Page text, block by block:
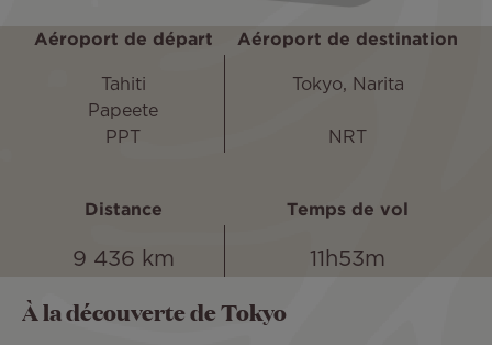
Aéroport de départ Aéroport de destination
Distance Temps de vol
Tahiti
Papeete
PPT
Tokyo, Narita
NRT
9 436 km 11h53m
À la découverte de Tokyo